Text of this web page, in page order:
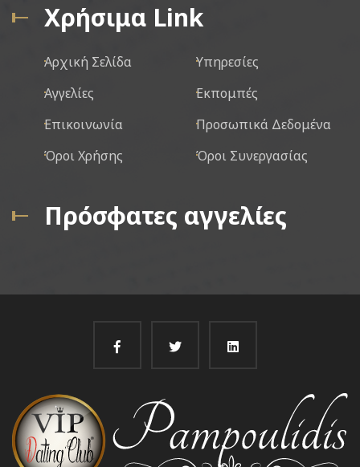
Χρήσιμα Link
Αρχική Σελίδα
Υπηρεσίες
Αγγελίες
Εκπομπές
Επικοινωνία
Προσωπικά Δεδομένα
Όροι Χρήσης
Όροι Συνεργασίας
Πρόσφατες αγγελίες